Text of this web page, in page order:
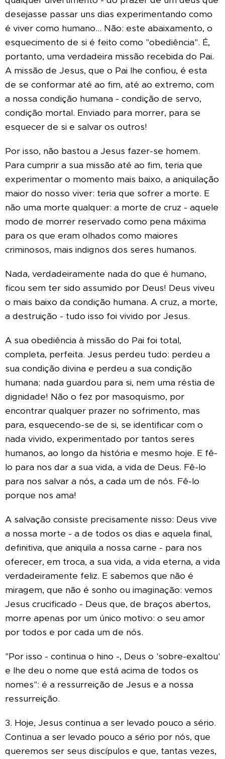
desejasse passar uns dias experimentando como
é viver como humano... Não: este abaixamento, o
esquecimento de si é feito como "obediência". É,
portanto, uma verdadeira missão recebida do Pai.
A missão de Jesus, que o Pai lhe confiou, é esta
de se conformar até ao fim, até ao extremo, com
a nossa condição humana - condição de servo,
condição mortal. Enviado para morrer, para se
esquecer de si e salvar os outros!
Por isso, não bastou a Jesus fazer-se homem.
Para cumprir a sua missão até ao fim, teria que
experimentar o momento mais baixo, a aniquilação
maior do nosso viver: teria que sofrer a morte. E
não uma morte qualquer: a morte de cruz - aquele
modo de morrer reservado como pena máxima
para os que eram olhados como maiores
criminosos, mais indignos dos seres humanos.
Nada, verdadeiramente nada do que é humano,
ficou sem ter sido assumido por Deus! Deus viveu
o mais baixo da condição humana. A cruz, a morte,
a destruição - tudo isso foi vivido por Jesus.
A sua obediência à missão do Pai foi total,
completa, perfeita. Jesus perdeu tudo: perdeu a
sua condição divina e perdeu a sua condição
humana; nada guardou para si, nem uma réstia de
dignidade! Não o fez por masoquismo, por
encontrar qualquer prazer no sofrimento, mas
para, esquecendo-se de si, se identificar com o
nada vivido, experimentado por tantos seres
humanos, ao longo da história e mesmo hoje. E fê-
lo para nos dar a sua vida, a vida de Deus. Fê-lo
para nos salvar a nós, a cada um de nós. Fê-lo
porque nos ama!
A salvação consiste precisamente nisso: Deus vive
a nossa morte - a de todos os dias e aquela final,
definitiva, que aniquila a nossa carne - para nos
oferecer, em troca, a sua vida, a vida eterna, a vida
verdadeiramente feliz. E sabemos que não é
miragem, que não é sonho ou imaginação: vemos
Jesus crucificado - Deus que, de braços abertos,
morre apenas por um único motivo: o seu amor
por todos e por cada um de nós.
"Por isso - continua o hino -, Deus o 'sobre-exaltou'
e lhe deu o nome que está acima de todos os
nomes": é a ressurreição de Jesus e a nossa
ressurreição.
3. Hoje, Jesus continua a ser levado pouco a sério.
Continua a ser levado pouco a sério por nós, que
queremos ser seus discípulos e que, tantas vezes,